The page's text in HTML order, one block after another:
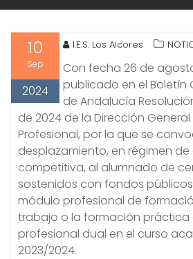
10
Sep
2024
I.E.S. Los Alcores
Con fecha 26 de
publicado en el Boletín
de Andalucía
de 2024 de la Dirección
Profesional, por la que se
desplazamiento, en régimen
competitiva, al alumnado de
sostenidos con fondos
módulo profesional de
trabajo o la formación práctica
profesional dual en el curso
2023/2024.